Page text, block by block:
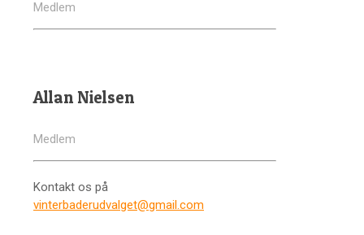
Medlem
Allan Nielsen
Medlem
Kontakt os på
vinterbaderudvalget@gmail.com